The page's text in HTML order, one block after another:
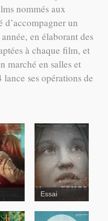
nommés aux
un
en élaborant des
à chaque film, et
marché en salles et
ses opérations de
Essai